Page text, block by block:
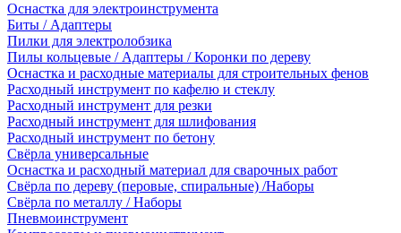
Оснастка для электроинструмента
Биты / Адаптеры
Пилки для электролобзика
Пилы кольцевые / Адаптеры / Коронки по дереву
Оснастка и расходные материалы для строительных фенов
Расходный инструмент по кафелю и стеклу
Расходный инструмент для резки
Расходный инструмент для шлифования
Расходный инструмент по бетону
Свёрла универсальные
Оснастка и расходный материал для сварочных работ
Свёрла по дереву (перовые, спиральные) /Наборы
Свёрла по металлу / Наборы
Пневмоинструмент